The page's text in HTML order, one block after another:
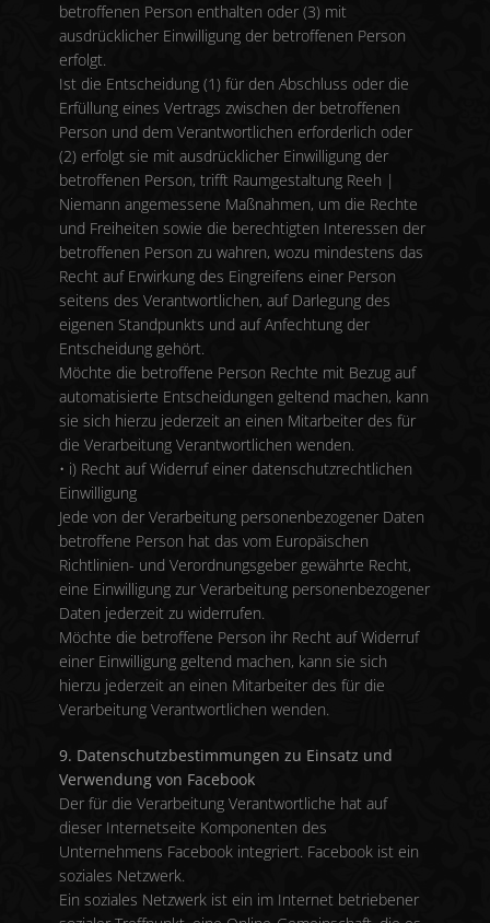
betroffenen Person enthalten oder (3) mit
ausdrücklicher Einwilligung der betroffenen Person
erfolgt.
Ist die Entscheidung (1) für den Abschluss oder die
Erfüllung eines Vertrags zwischen der betroffenen
Person und dem Verantwortlichen erforderlich oder
(2) erfolgt sie mit ausdrücklicher Einwilligung der
betroffenen Person, trifft Raumgestaltung Reeh |
Niemann angemessene Maßnahmen, um die Rechte
und Freiheiten sowie die berechtigten Interessen der
betroffenen Person zu wahren, wozu mindestens das
Recht auf Erwirkung des Eingreifens einer Person
seitens des Verantwortlichen, auf Darlegung des
eigenen Standpunkts und auf Anfechtung der
Entscheidung gehört.
Möchte die betroffene Person Rechte mit Bezug auf
automatisierte Entscheidungen geltend machen, kann
sie sich hierzu jederzeit an einen Mitarbeiter des für
die Verarbeitung Verantwortlichen wenden.
• i) Recht auf Widerruf einer datenschutzrechtlichen
Einwilligung
Jede von der Verarbeitung personenbezogener Daten
betroffene Person hat das vom Europäischen
Richtlinien- und Verordnungsgeber gewährte Recht,
eine Einwilligung zur Verarbeitung personenbezogener
Daten jederzeit zu widerrufen.
Möchte die betroffene Person ihr Recht auf Widerruf
einer Einwilligung geltend machen, kann sie sich
hierzu jederzeit an einen Mitarbeiter des für die
Verarbeitung Verantwortlichen wenden.
9. Datenschutzbestimmungen zu Einsatz und
Verwendung von Facebook
Der für die Verarbeitung Verantwortliche hat auf
dieser Internetseite Komponenten des
Unternehmens Facebook integriert. Facebook ist ein
soziales Netzwerk.
Ein soziales Netzwerk ist ein im Internet betriebener